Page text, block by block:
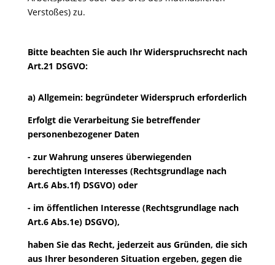
Verstoßes) zu.
Bitte beachten Sie auch Ihr Widerspruchsrecht nach
Art.21 DSGVO:
a) Allgemein: begründeter Widerspruch erforderlich
Erfolgt die Verarbeitung Sie betreffender
personenbezogener Daten
- zur Wahrung unseres überwiegenden
berechtigten Interesses (Rechtsgrundlage nach
Art.6 Abs.1f) DSGVO) oder
- im öffentlichen Interesse (Rechtsgrundlage nach
Art.6 Abs.1e) DSGVO),
haben Sie das Recht, jederzeit aus Gründen, die sich
aus Ihrer besonderen Situation ergeben, gegen die